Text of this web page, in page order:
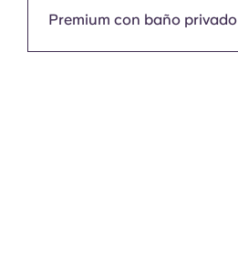
Premium con baño privado